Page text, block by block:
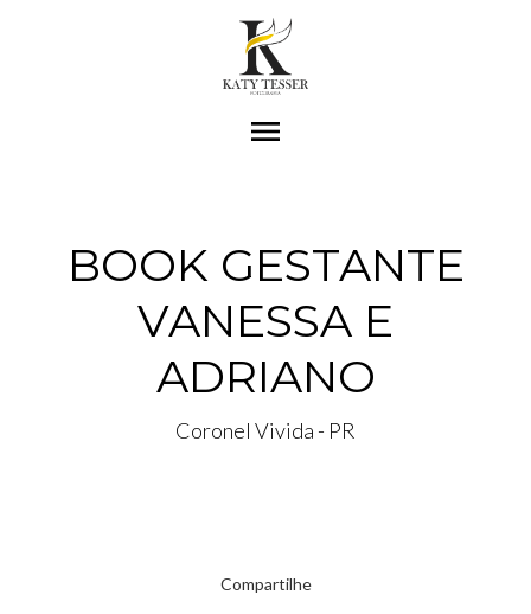
menu
BOOK GESTANTE
VANESSA E
ADRIANO
Coronel Vivida - PR
Compartilhe